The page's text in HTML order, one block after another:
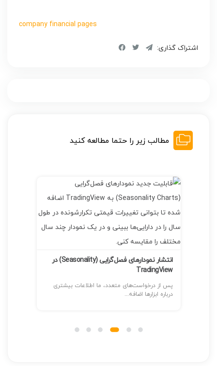
company financial pages
اشتراک گذاری:
مطالب زیر را حتما مطالعه کنید
همهٔ ترندهای اصلی اقتصاد جهانی در یک‌جا
اکنون می‌توانید عمیق‌تر در روندهای اقتصاد جهانی